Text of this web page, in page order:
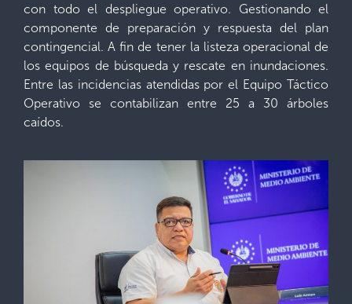
con todo el despliegue operativo. Gestionando el
componente de preparación y respuesta del plan
contingencial. A fin de tener la listeza operacional de
los equipos de búsqueda y rescate en inundaciones.
Entre las incidencias atendidas por el Equipo Táctico
Operativo se contabilizan entre 25 a 30 árboles
caídos.